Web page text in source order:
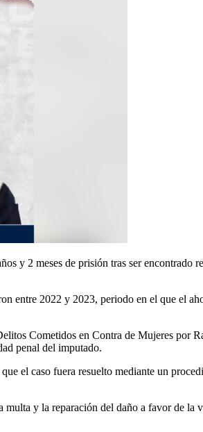
y 2 meses de prisión tras ser encontrado
entre 2022 y 2023, periodo en el que el
Cometidos en Contra de Mujeres por
penal del imputado.
el caso fuera resuelto mediante un
multa y la reparación del daño a favor de la